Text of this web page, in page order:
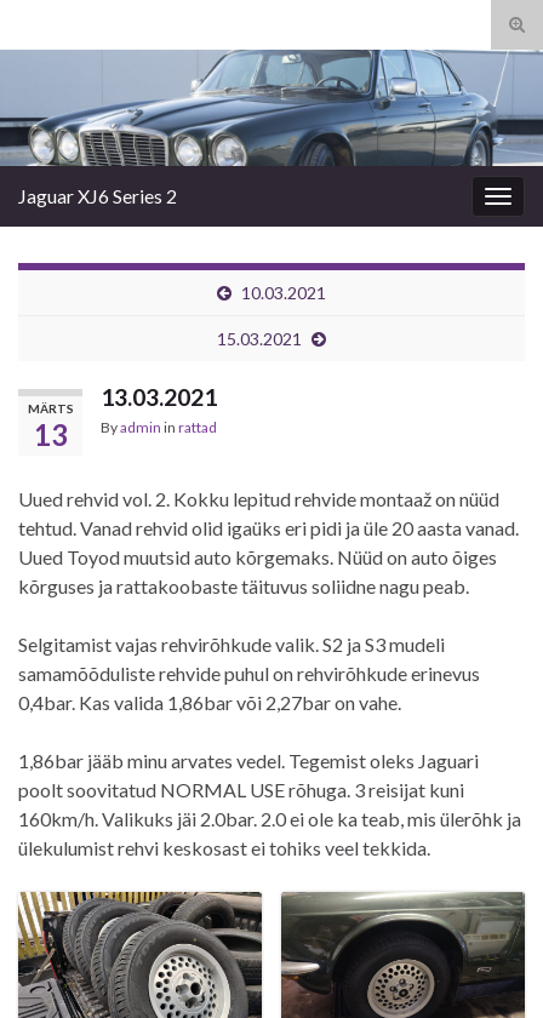
Search for:
Jaguar XJ6 Series 2
10.03.2021
15.03.2021
MÄRTS
13
13.03.2021
Byadmin in rattad
Uued rehvid vol. 2. Kokku lepitud rehvide montaaž on nüüd
tehtud. Vanad rehvid olid igaüks eri pidi ja üle 20 aasta vanad.
Uued Toyod muutsid auto kõrgemaks. Nüüd on auto õiges
kõrguses ja rattakoobaste täituvus soliidne nagu peab.
Selgitamist vajas rehvirõhkude valik. S2 ja S3 mudeli
samamõõduliste rehvide puhul on rehvirõhkude erinevus
0,4bar. Kas valida 1,86bar või 2,27bar on vahe.
1,86bar jääb minu arvates vedel. Tegemist oleks Jaguari
poolt soovitatud NORMAL USE rõhuga. 3 reisijat kuni
160km/h. Valikuks jäi 2.0bar. 2.0 ei ole ka teab, mis ülerõhk ja
ülekulumist rehvi keskosast ei tohiks veel tekkida.